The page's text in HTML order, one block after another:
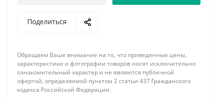
Поделиться
Обращаем Ваше внимание на то, что приведенные цены,
характеристики и фотографии товаров носят исключительно
ознакомительный характер и не являются публичной
офертой, определяемой пунктом 2 статьи 437 Гражданского
кодекса Российской Федерации.